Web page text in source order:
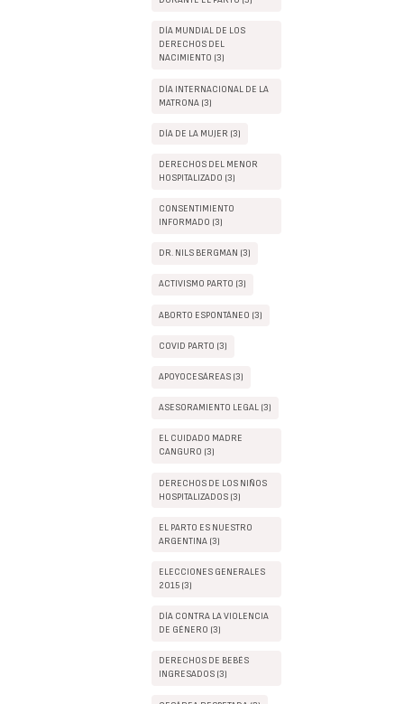
DÍA MUNDIAL DE LOS
DERECHOS DEL
NACIMIENTO (3)
DÍA INTERNACIONAL DE LA
MATRONA (3)
DÍA DE LA MUJER (3)
DERECHOS DEL MENOR
HOSPITALIZADO (3)
CONSENTIMIENTO
INFORMADO (3)
DR. NILS BERGMAN (3)
ACTIVISMO PARTO (3)
ABORTO ESPONTÁNEO (3)
COVID PARTO (3)
APOYOCESÁREAS (3)
ASESORAMIENTO LEGAL (3)
EL CUIDADO MADRE
CANGURO (3)
DERECHOS DE LOS NIÑOS
HOSPITALIZADOS (3)
EL PARTO ES NUESTRO
ARGENTINA (3)
ELECCIONES GENERALES
2015 (3)
DÍA CONTRA LA VIOLENCIA
DE GÉNERO (3)
DERECHOS DE BEBÉS
INGRESADOS (3)